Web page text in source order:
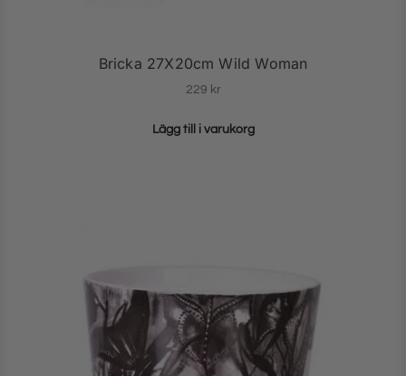
Bricka 27X20cm Wild Woman
229 kr
Lägg till i varukorg